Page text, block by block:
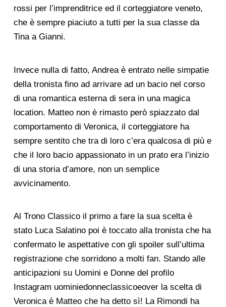
rossi per l’imprenditrice ed il corteggiatore veneto,
che è sempre piaciuto a tutti per la sua classe da
Tina a Gianni.
Invece nulla di fatto, Andrea è entrato nelle simpatie
della tronista fino ad arrivare ad un bacio nel corso
di una romantica esterna di sera in una magica
location. Matteo non è rimasto però spiazzato dal
comportamento di Veronica, il corteggiatore ha
sempre sentito che tra di loro c’era qualcosa di più e
che il loro bacio appassionato in un prato era l’inizio
di una storia d’amore, non un semplice
avvicinamento.
Al Trono Classico il primo a fare la sua scelta è
stato Luca Salatino poi è toccato alla tronista che ha
confermato le aspettative con gli spoiler sull’ultima
registrazione che sorridono a molti fan. Stando alle
anticipazioni su Uomini e Donne del profilo
Instagram uominiedonneclassicoeover la scelta di
Veronica è Matteo che ha detto sì! La Rimondi ha